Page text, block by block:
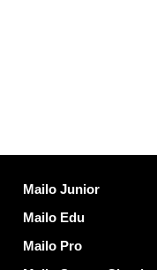
Oppdag Mailo
Mailo Junior
Mailo Edu
Mailo Pro